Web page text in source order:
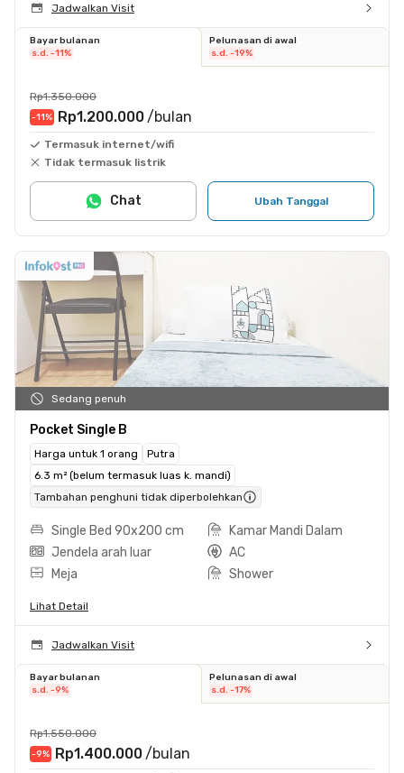
Jadwalkan Visit
Bayar bulanan
s.d. -11%
Pelunasan di awal
s.d. -19%
Rp1.350.000
-11% Rp1.200.000 /bulan
Termasuk internet/wifi
Tidak termasuk listrik
Ubah Tanggal
Chat
Sedang penuh
Pocket Single B
Harga untuk 1 orang
Putra
6.3 m² (belum termasuk luas k. mandi)
Tambahan penghuni tidak diperbolehkan
Single Bed 90x200 cm
Kamar Mandi Dalam
Jendela arah luar
AC
Meja
Shower
Lihat Detail
Jadwalkan Visit
Bayar bulanan
s.d. -9%
Pelunasan di awal
s.d. -17%
Rp1.550.000
-9% Rp1.400.000 /bulan